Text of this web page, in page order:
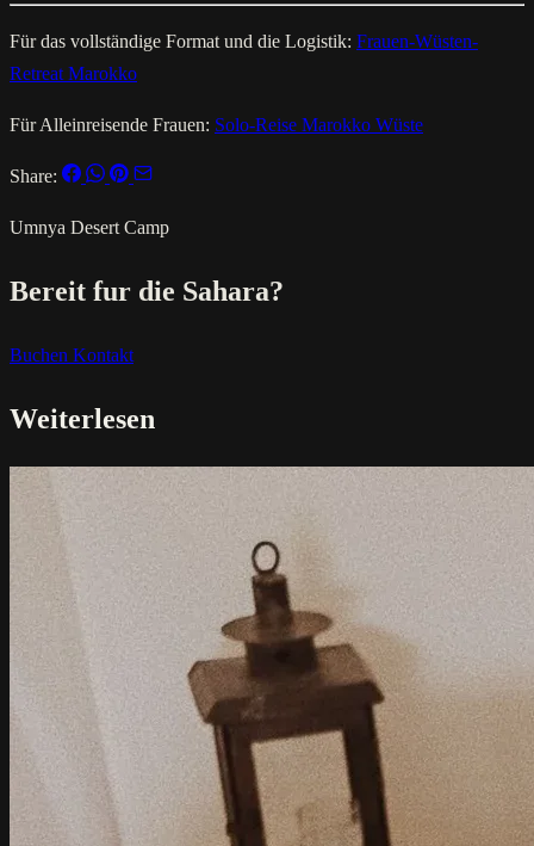
Für das vollständige Format und die Logistik: Frauen-Wüsten-
Retreat Marokko
Für Alleinreisende Frauen: Solo-Reise Marokko Wüste
Share:
Umnya Desert Camp
Bereit fur die Sahara?
Buchen Kontakt
Weiterlesen